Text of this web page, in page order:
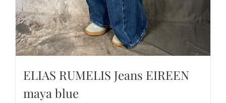
ELIAS RUMELIS Jeans EIREEN
maya blue